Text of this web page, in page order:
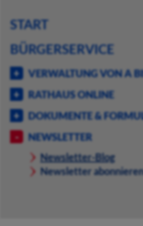
START
BÜRGERSERVICE
VERWALTUNG VON A
RATHAUS ONLINE
DOKUMENTE &
NEWSLETTER
Newsletter-Blog
Newsletter